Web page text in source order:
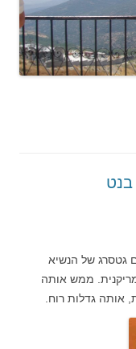
בנט
גטסרג של הנשיא
ממש אותה
אותה גדלות רוח.